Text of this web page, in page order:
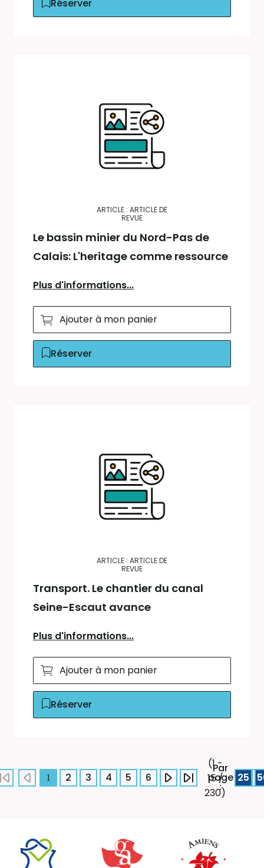
Réserver
ARTICLE : ARTICLE DE
REVUE
Le bassin minier du Nord-Pas de
Calais: L'heritage comme ressource
Plus d'informations...
Ajouter à mon panier
Réserver
ARTICLE : ARTICLE DE
REVUE
Transport. Le chantier du canal
Seine-Escaut avance
Plus d'informations...
Ajouter à mon panier
Réserver
1 2 3 4 5 6
(1 -
15 /
230)
Par
page
:
25